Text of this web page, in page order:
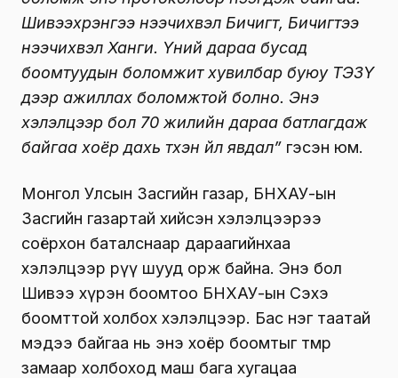
Шивээхүрэнгээ нээчихвэл Бичигт, Бичигтээ
нээчихвэл Ханги. Үүний дараа бусад
боомтуудын боломжит хувилбар буюу ТЭЗҮ
дээр ажиллах боломжтой болно. Энэ
хэлэлцээр бол 70 жилийн дараа батлагдаж
байгаа хоёр дахь түүхэн үйл явдал” гэсэн юм.
Монгол Улсын Засгийн газар, БНХАУ-ын
Засгийн газартай хийсэн хэлэлцээрээ
соёрхон баталснаар дараагийнхаа
хэлэлцээр рүү шууд орж байна. Энэ бол
Шивээ хүрэн боомтоо БНХАУ-ын Сэхэ
боомттой холбох хэлэлцээр. Бас нэг таатай
мэдээ байгаа нь энэ хоёр боомтыг төмөр
замаар холбоход маш бага хугацаа